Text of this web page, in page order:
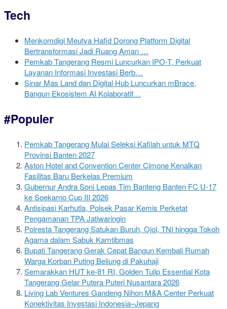
Tech
Menkomdigi Meutya Hafid Dorong Platform Digital
Bertransformasi Jadi Ruang Aman …
Pemkab Tangerang Resmi Luncurkan IPO-T, Perkuat
Layanan Informasi Investasi Berb…
Sinar Mas Land dan Digital Hub Luncurkan mBrace,
Bangun Ekosistem AI Kolaboratif…
#Populer
Pemkab Tangerang Mulai Seleksi Kafilah untuk MTQ
Provinsi Banten 2027
Aston Hotel and Convention Center Cimone Kenalkan
Fasilitas Baru Berkelas Premium
Gubernur Andra Soni Lepas Tim Banteng Banten FC U-17
ke Soekarno Cup III 2026
Antisipasi Karhutla, Polsek Pasar Kemis Perketat
Pengamanan TPA Jatiwaringin
Polresta Tangerang Satukan Buruh, Ojol, TNI hingga Tokoh
Agama dalam Sabuk Kamtibmas
Bupati Tangerang Gerak Cepat Bangun Kembali Rumah
Warga Korban Puting Beliung di Pakuhaji
Semarakkan HUT ke-81 RI, Golden Tulip Essential Kota
Tangerang Gelar Putera Puteri Nusantara 2026
Living Lab Ventures Gandeng Nihon M&A Center Perkuat
Konektivitas Investasi Indonesia–Jepang